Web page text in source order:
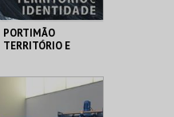
PORTIMÃO
TERRITÓRIO E
PORTIMÃO